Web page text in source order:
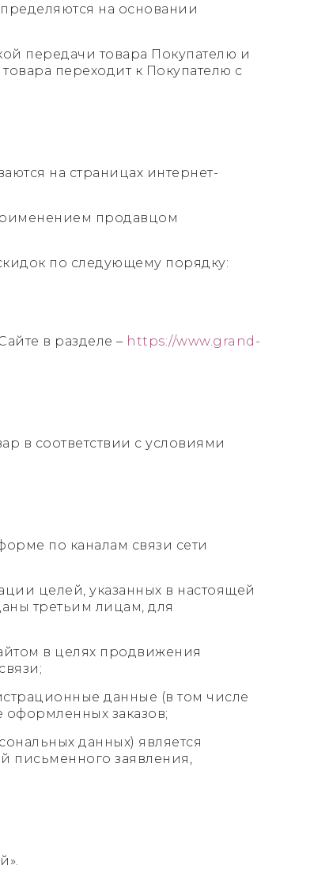
на основании
передачи товара Покупателю и
переходит к Покупателю с
на страницах интернет-
продавцом
по следующему порядку:
в разделе – https://www.grand-
в соответствии с условиями
по каналам связи сети
целей, указанных в настоящей
третьим лицам, для
в целях продвижения
данные (в том числе
заказов;
данных) является
письменного заявления,